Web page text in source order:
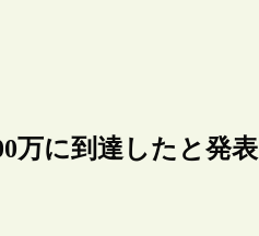
万に到達したと発表